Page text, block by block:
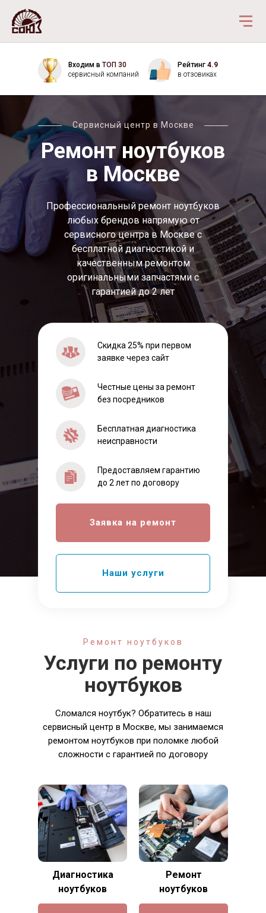
Входим в ТОП 30
сервисный компаний
Рейтинг 4.9
в отзовиках
Ремонт ноутбуков
в Москве
Сервисный центр в Москве
Профессиональный ремонт ноутбуков
любых брендов напрямую от
сервисного центра в Москве с
бесплатной диагностикой и
качественным ремонтом
оригинальными запчастями с
гарантией до 2 лет
Скидка 25% при первом
заявке через сайт
Бесплатная диагностика
неисправности
Честные цены за ремонт
без посредников
Предоставляем гарантию
до 2 лет по договору
Заявка на ремонт
Наши услуги
Услуги по ремонту
ноутбуков
Сломался ноутбук? Обратитесь в наш
сервисный центр в Москве, мы занимаемся
ремонтом ноутбуков при поломке любой
сложности с гарантией по договору
Ремонт ноутбуков
Диагностика
ноутбуков
Ремонт
ноутбуков